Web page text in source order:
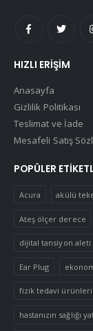
HIZLI ERIŞIM
Anasayfa
Gizlilik Politikası
Teslimat ve İade
Mesafeli Satış
POPÜLER
Acura akülü
Ateş ölçer derece
dijital tansiyon aleti
Ear Plug
fizik tedavi ürünleri
hastanızın sağlığı